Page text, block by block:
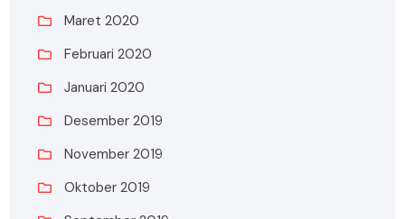
Maret 2020
Februari 2020
Januari 2020
Desember 2019
November 2019
Oktober 2019